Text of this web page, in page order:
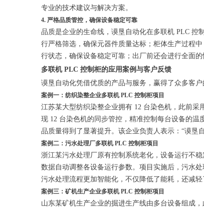
专业的技术建议与解决方案。
4. 严格品质管控，确保设备稳定可靠
品质是企业的生命线，谟垦自动化在多联机 PLC 控
行严格筛选，确保元器件质量达标；柜体生产过程
行状态，确保设备稳定可靠；出厂前还会进行全面
多联机 PLC 控制柜的应用案例与客户反馈
谟垦自动化凭借优质的产品与服务，赢得了众多客
案例一：纺织染整企业多联机 PLC 控制柜项目
江苏某大型纺织染整企业拥有 12 台染色机，此前
现 12 台染色机的同步管控，精准控制每台设备的
品质量得到了显著提升。该企业负责人表示：“谟垦
案例二：污水处理厂多联机 PLC 控制柜项目
浙江某污水处理厂原有控制系统老化，设备运行不
数据自动调整各设备运行参数。项目实施后，污水
污水处理流程更加智能化，不仅降低了能耗，还减
案例三：矿机生产企业多联机 PLC 控制柜项目
山东某矿机生产企业的掘进生产线由多台设备组成